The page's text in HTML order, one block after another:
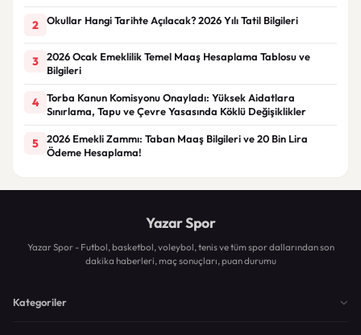
2 Okullar Hangi Tarihte Açılacak? 2026 Yılı Tatil Bilgileri
3
2026 Ocak Emeklilik Temel Maaş Hesaplama Tablosu ve
Bilgileri
4
Torba Kanun Komisyonu Onayladı: Yüksek Aidatlara
Sınırlama, Tapu ve Çevre Yasasında Köklü Değişiklikler
5
2026 Emekli Zammı: Taban Maaş Bilgileri ve 20 Bin Lira
Ödeme Hesaplama!
Yazar Spor
Yazar Spor - Futbol, basketbol, voleybol, tenis ve tüm spor dallarından son
dakika haberleri, maç sonuçları, puan durumu
Kategoriler